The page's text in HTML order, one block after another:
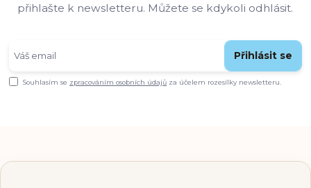
přihlašte k newsletteru. Můžete se kdykoli odhlásit.
Přihlásit se
Souhlasím se zpracováním osobních údajů za účelem rozesílky newsletteru.